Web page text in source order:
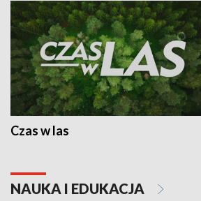
Czas w las
NAUKA I EDUKACJA